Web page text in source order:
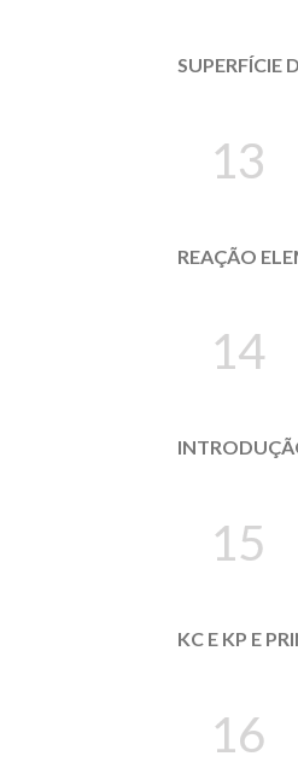
SUPERFÍCIE
13
REAÇÃO
14
15
KC E KP E
16